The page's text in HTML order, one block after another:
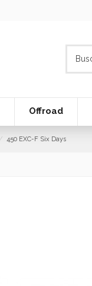
Offroad
450 EXC-F Six Days